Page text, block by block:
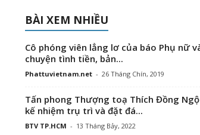
BÀI XEM NHIỀU
Cô phóng viên lẳng lơ của báo Phụ nữ
chuyện tình tiền, bản...
Phattuvietnam.net - 26 Tháng Chín, 2019
Tấn phong Thượng toạ Thích Đồng Ngộ
kế nhiệm trụ trì và đặt đá...
BTV TP.HCM - 13 Tháng Bảy, 2022